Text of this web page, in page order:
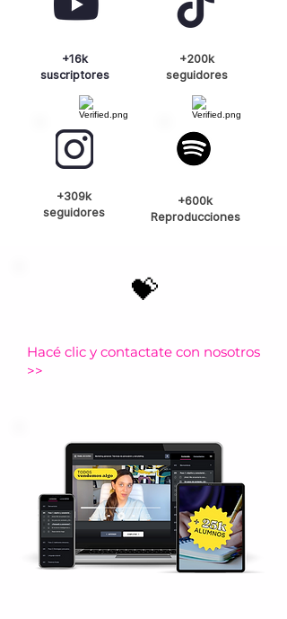
+16k
suscriptores
+200k
seguidores
+309k
seguidores
+600k
Reproducciones
💝
Hacé clic y contactate con nosotros
>>